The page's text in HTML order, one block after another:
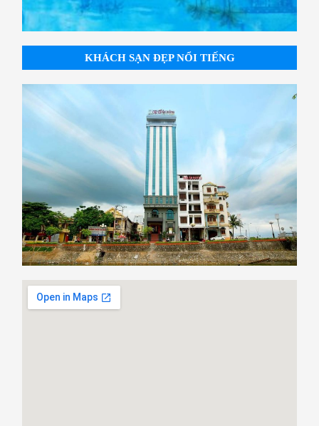
KHÁCH SẠN ĐẸP NỔI TIẾNG